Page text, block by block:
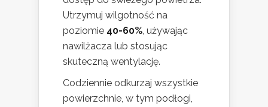
Utrzymuj wilgotność na
poziomie 40-60%, używając
nawilżacza lub stosując
skuteczną wentylację.
Codziennie odkurzaj wszystkie
powierzchnie, w tym podłogi,